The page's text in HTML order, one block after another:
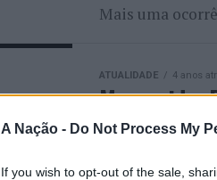
A Nação - Do Not Process My
If you wish to opt-out of the sale,
Mais uma
ATUALIDADE 4 anos
Moscavide:
leva a